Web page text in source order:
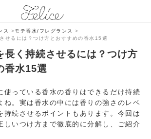
ス >モテ香水/フレグランス
>
せるには？つけ方とおすすめの香水15選
長く持続させるには？つけ方
香水15選
使っている香水の香りはできるだけ持続
ね。実は香水の中には香りの強さのレベ
持続させるポイントもあります。今回は
しいつけ方まで徹底的に分解し、ご紹介